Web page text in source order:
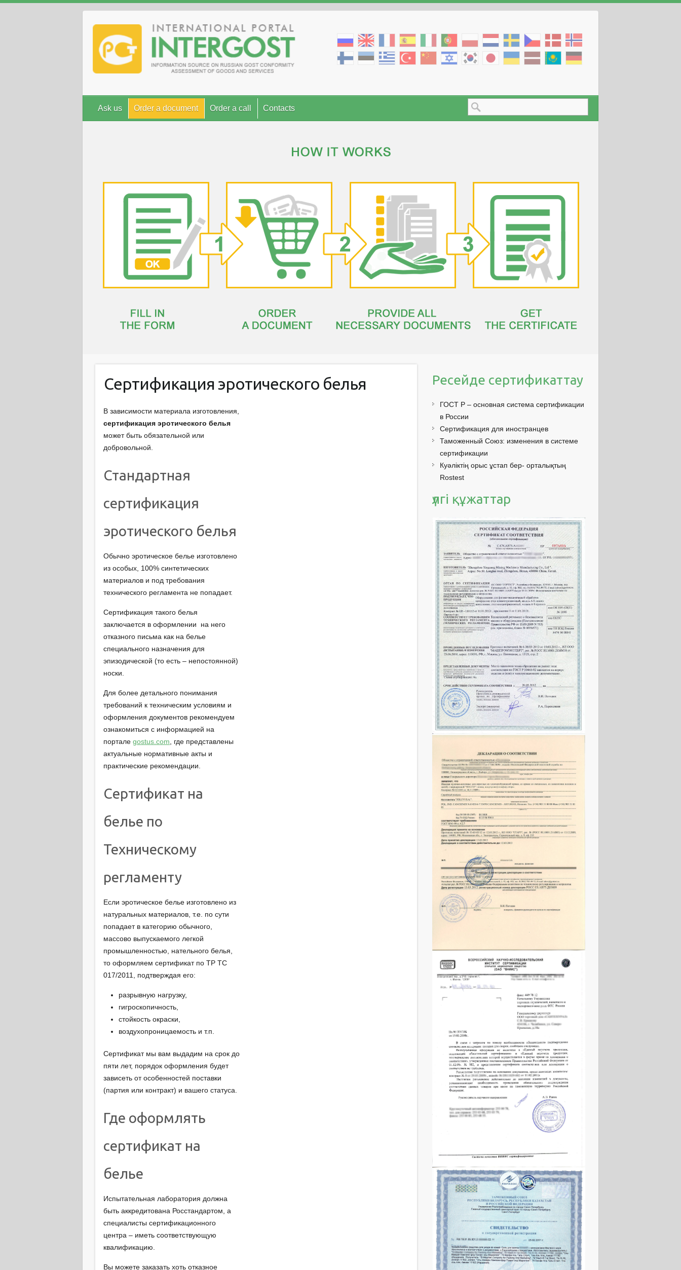
Ask us Order a document Order a call Contacts
Сертификация эротического белья
В зависимости материала изготовления,
сертификация эротического белья
может быть обязательной или
добровольной.
Стандартная
сертификация
эротического белья
Обычно эротическое белье изготовлено
из особых, 100% синтетических
материалов и под требования
технического регламента не попадает.
Сертификация такого белья
заключается в оформлении на него
отказного письма как на белье
специального назначения для
эпизодической (то есть – непостоянной)
носки.
Для более детального понимания
требований к техническим условиям и
оформления документов рекомендуем
ознакомиться с информацией на
порталеgostus.com , где представлены
актуальные нормативные акты и
практические рекомендации.
Сертификат на
белье по
Техническому
регламенту
Если эротическое белье изготовлено из
натуральных материалов, т.е. по сути
попадает в категорию обычного,
массово выпускаемого легкой
промышленностью, нательного белья,
то оформляем сертификат по ТР ТС
017/2011, подтверждая его:
разрывную нагрузку,
гигроскопичность,
стойкость окраски,
воздухопроницаемость и т.п.
Сертификат мы вам выдадим на срок до
пяти лет, порядок оформления будет
зависеть от особенностей поставки
(партия или контракт) и вашего статуса.
Где оформлять
сертификат на
белье
Испытательная лаборатория должна
быть аккредитована Росстандартом, а
специалисты сертификационного
центра – иметь соответствующую
квалификацию.
Вы можете заказать хоть отказное
Ресейде сертификаттау
ГОСТ Р – основная система сертификации
в России
Сертификация для иностранцев
Таможенный Союз: изменения в системе
сертификации
Куәліктің орыс ұстап бер- орталықтың
Rostest
үлгі құжаттар